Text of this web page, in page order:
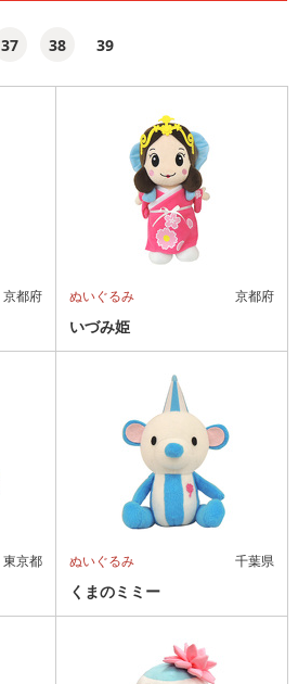
37 38 39
京都府 ぬいぐるみ 京都府
いづみ姫
東京都 ぬいぐるみ 千葉県
くまのミミー